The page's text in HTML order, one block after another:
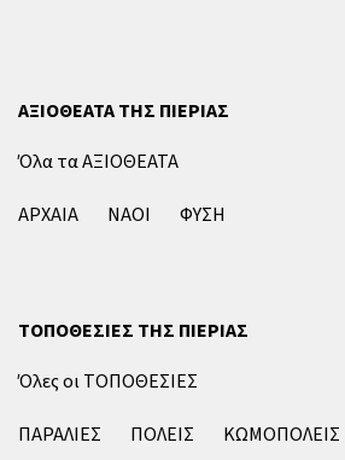
ΑΞΙΟΘΕΑΤΑ ΤΗΣ ΠΙΕΡΙΑΣ
Όλα τα ΑΞΙΟΘΕΑΤΑ
ΑΡΧΑΙΑ
ΝΑΟΙ ΦΥΣΗ
ΤΟΠΟΘΕΣΙΕΣ ΤΗΣ ΠΙΕΡΙΑΣ
Όλες οι ΤΟΠΟΘΕΣΙΕΣ
ΠΑΡΑΛΙΕΣ
ΠΟΛΕΙΣ ΚΩΜΟΠΟΛΕΙΣ